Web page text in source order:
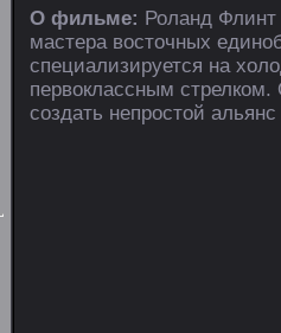
О фильме: Роланд
мастера восточных
специализируется на
первоклассным стрелком.
создать непростой